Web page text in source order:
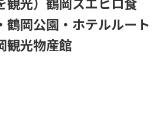
鶴岡公園・ホテルルート
観光物産館